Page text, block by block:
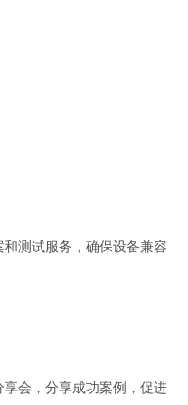
测试服务，确保设备兼容
会，分享成功案例，促进